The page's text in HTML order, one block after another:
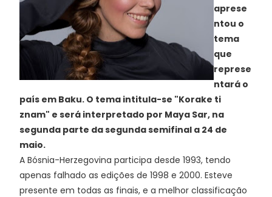
aprese
ntou o
tema
que
represe
ntará o
país em Baku. O tema intitula-se "Korake ti
znam" e será interpretado por Maya Sar, na
segunda parte da segunda semifinal a 24 de
maio.
A Bósnia-Herzegovina participa desde 1993, tendo
apenas falhado as edições de 1998 e 2000. Esteve
presente em todas as finais, e a melhor classificação